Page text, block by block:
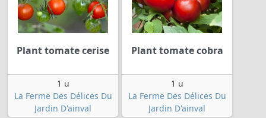
Plant tomate cerise
1 u
La Ferme Des Délices Du
Jardin D'ainval
Plant tomate cobra
1 u
La Ferme Des Délices Du
Jardin D'ainval